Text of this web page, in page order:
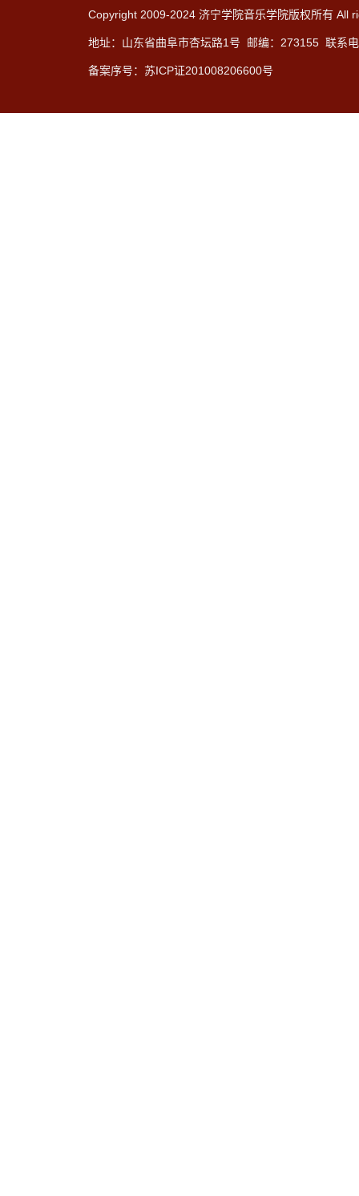
Copyright 2009-2024 济宁学院音乐学院版权所有 All
地址：山东省曲阜市杏坛路1号 邮编：273155 联系
备案序号：苏ICP证201008206600号